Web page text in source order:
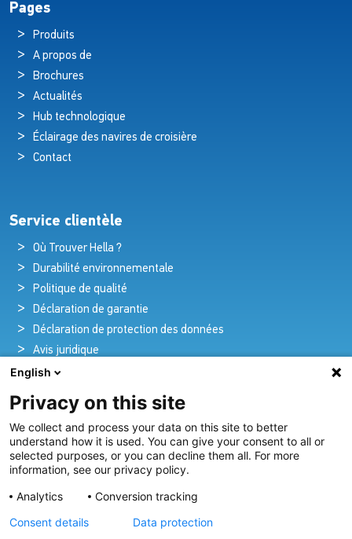
Pages
Produits
A propos de
Brochures
Actualités
Hub technologique
Éclairage des navires de croisière
Contact
Service clientèle
Où Trouver Hella ?
Durabilité environnementale
Politique de qualité
Déclaration de garantie
Déclaration de protection des données
Avis juridique
Pionniers de la brillance et de l'innovation
nautique
Depuis plus de 100 ans, nous créons et fournissons avec
passion des solutions d'éclairage innovantes pour tous les
secteurs de l'industrie maritime.
English
Privacy on this site
We collect and process your data on this site to better
understand how it is used. You can give your consent to all or
selected purposes, or you can decline them all. For more
information, see our privacy policy.
Analytics
Conversion tracking
Consent details
Data protection